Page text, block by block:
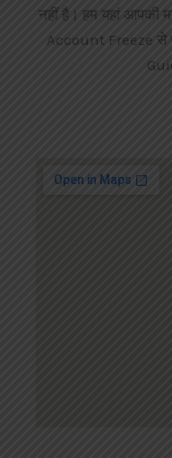
नहीं है। हम यहां आपकी
Account Freeze से